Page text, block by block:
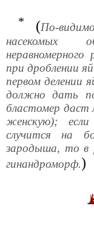
* (По-
насекомых
неравномерного
при дроблении
первом делении
должно дать
бластомер даст
женскую);
случится на
зародыша, то в
гинандроморф.)